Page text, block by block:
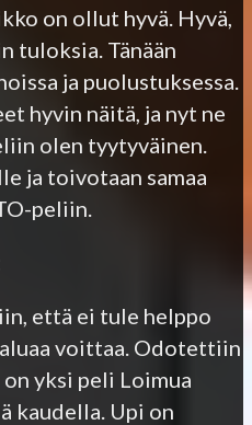
on ollut hyvä. Hyvä,
tuloksia. Tänään
ja puolustuksessa.
hyvin näitä, ja nyt ne
olen tyytyväinen.
ja toivotaan samaa
peliin.
että ei tule helppo
voittaa. Odotettiin
yksi peli Loimua
kaudella. Upi on